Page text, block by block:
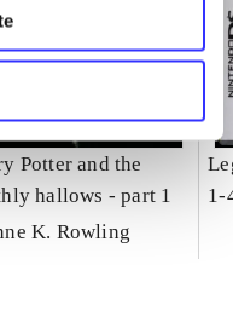
Potter and the
hallows - part 1
K. Rowling
1-